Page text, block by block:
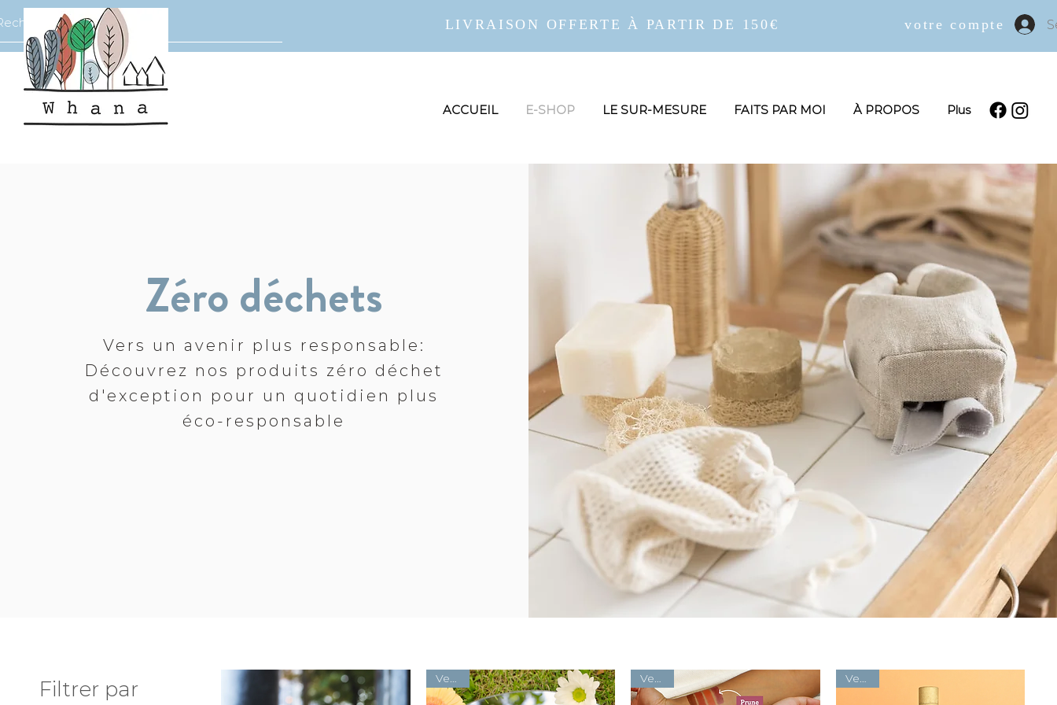
LIVRAISON OFFERTE À PARTIR DE 150€ votre compte
ACCUEIL E-SHOP LE SUR-MESURE FAITS PAR MOI À PROPOS Plus
Zéro déchets
Vers un avenir plus responsable:
Découvrez nos produits zéro déchet
d'exception pour un quotidien plus
éco-responsable
Filtrer par Vegan Vegan Vegan